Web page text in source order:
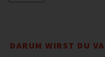
DARUM WIRST DU